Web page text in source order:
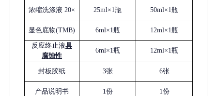
浓缩洗涤液 20× 25ml×1瓶 50ml×1瓶
显色底物(TMB) 6ml×1瓶 12ml×1瓶
反应终止液具
腐蚀性
6ml×1瓶 12ml×1瓶
封板胶纸 3张 6张
产品说明书 1份 1份